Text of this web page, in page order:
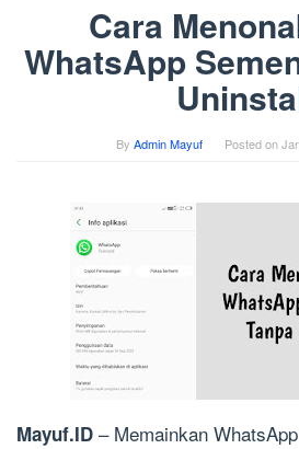
Cara
WhatsApp
By Admin Mayuf Posted on
Mayuf.ID – Memainkan